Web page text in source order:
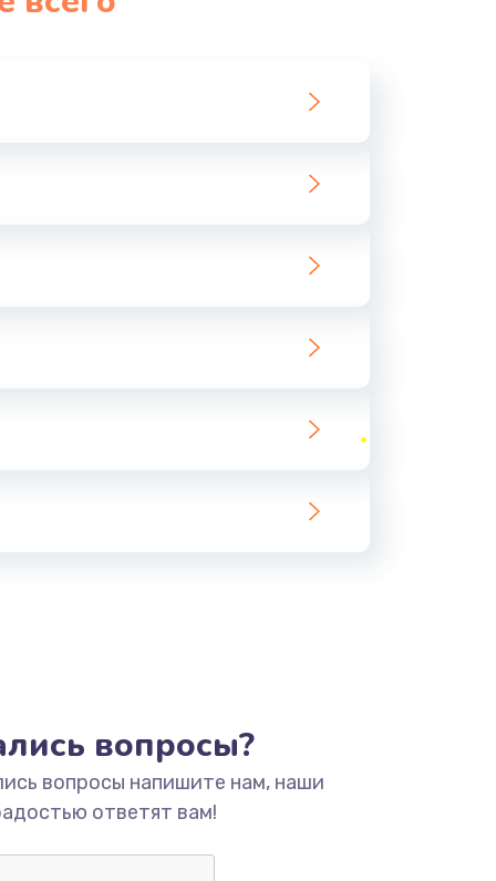
вопросы?
вопросы напишите нам, наши
ответят вам!